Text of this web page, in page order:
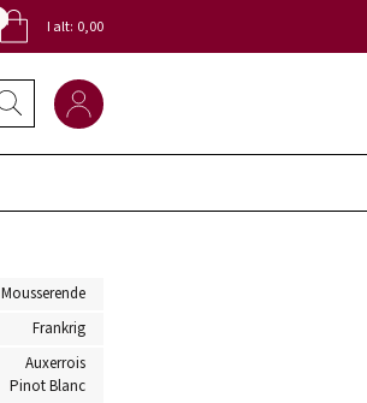
I alt: 0,00
Mousserende
Frankrig
Auxerrois
Pinot Blanc